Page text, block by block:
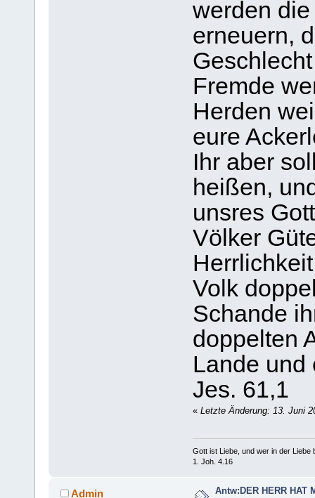
werden
erneuern,
Fremde
Herden
eure
Ihr aber
heißen,
unsres
Völker
Volk
Schande
doppelten
Lande und
Jes. 61,1
« Letzte Änderung: 13. Juni
Gott ist Liebe, und wer in der Liebe
1. Joh. 4.16
Admin
Antw:DER HERR HAT